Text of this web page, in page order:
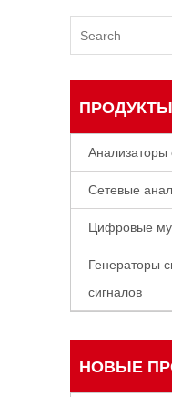
ПРОДУКТЫ
Анализаторы
Сетевые
Цифровые
Генераторы
сигналов
НОВЫЕ